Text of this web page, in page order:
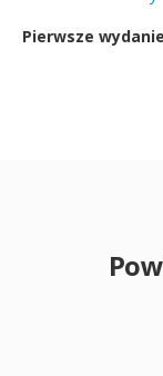
Pierwsze wydanie